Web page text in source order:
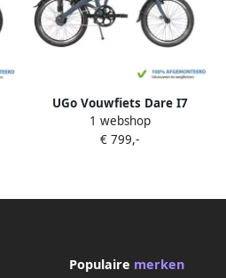
UGo Vouwfiets Dare I7
1 webshop
€ 799,-
Populaire merken